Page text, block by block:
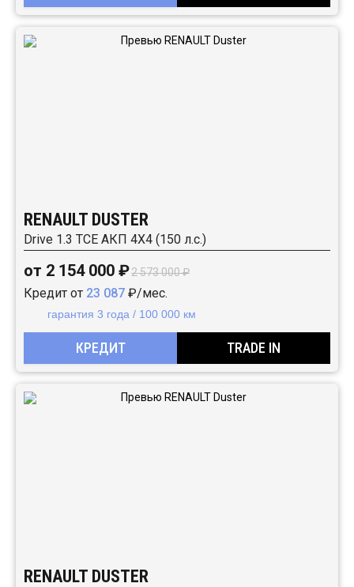
RENAULT DUSTER
Drive 1.3 TCE АКП 4Х4 (150 л.с.)
от 2 154 000 ₽2 573 000 ₽
Кредит от 23 087 ₽/мес.
гарантия 3 года / 100 000 км
КРЕДИТ TRADE IN
RENAULT DUSTER